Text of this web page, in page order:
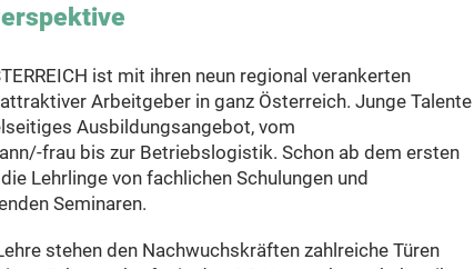
ist mit ihren neun regional verankerten
Arbeitgeber in ganz Österreich. Junge Talente
Ausbildungsangebot, vom
frau bis zur Betriebslogistik. Schon ab dem ersten
Lehrlinge von fachlichen Schulungen und
Seminaren.
stehen den Nachwuchskräften zahlreiche Türen